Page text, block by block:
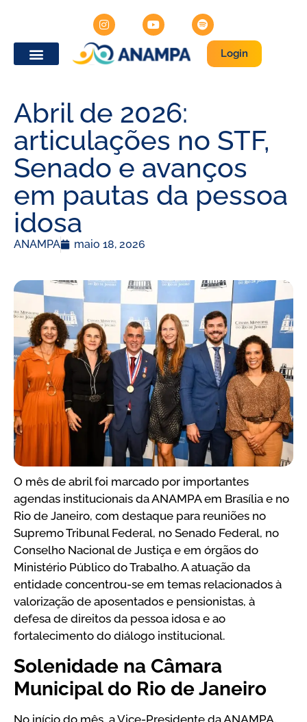
Login
Abril de 2026:
articulações no STF,
Senado e avanços
em pautas da pessoa
idosa
ANAMPA maio 18, 2026
O mês de abril foi marcado por importantes
agendas institucionais da ANAMPA em Brasília e no
Rio de Janeiro, com destaque para reuniões no
Supremo Tribunal Federal, no Senado Federal, no
Conselho Nacional de Justiça e em órgãos do
Ministério Público do Trabalho. A atuação da
entidade concentrou-se em temas relacionados à
valorização de aposentados e pensionistas, à
defesa de direitos da pessoa idosa e ao
fortalecimento do diálogo institucional.
Solenidade na Câmara
Municipal do Rio de Janeiro
No início do mês, a Vice-Presidente da ANAMPA,